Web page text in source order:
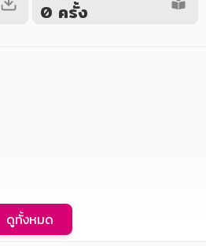
ว
รอง ศาสนาและปรัชญา
ร
0 ครั้ง
จีน
ดูทั้งหมด